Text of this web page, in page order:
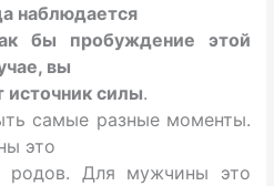
наблюдается
бы пробуждение этой
вы
силы.
самые разные моменты.
это
родов. Для мужчины это